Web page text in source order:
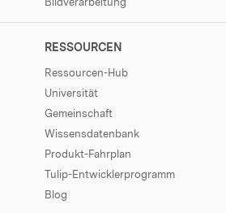
RESSOURCEN
Ressourcen-Hub
Universität
Gemeinschaft
Wissensdatenbank
Produkt-Fahrplan
Tulip-Entwicklerprogramm
Blog